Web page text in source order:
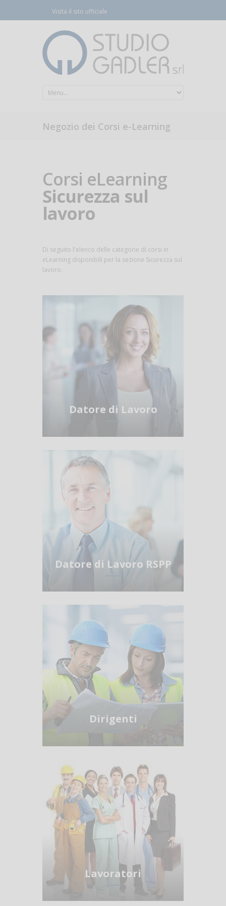
Visita il sito ufficiale
Negozio dei Corsi e-Learning
Corsi eLearning
Sicurezza sul
lavoro
Di seguito l'elenco delle categorie di corsi in
eLearning disponibili per la sezione Sicurezza sul
lavoro.
Datore di Lavoro
Datore di Lavoro RSPP
Dirigenti
Lavoratori